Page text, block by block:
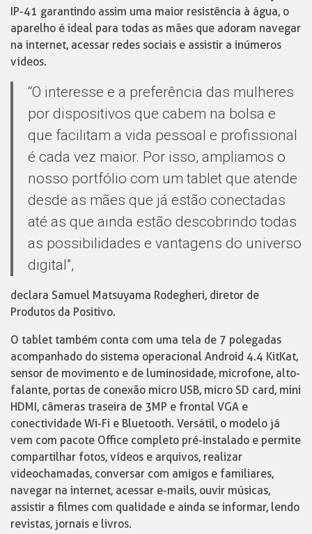
IP-41 garantindo assim uma maior resistência à água, o
aparelho é ideal para todas as mães que adoram navegar
na internet, acessar redes sociais e assistir a inúmeros
vídeos.
“O interesse e a preferência das mulheres
por dispositivos que cabem na bolsa e
que facilitam a vida pessoal e profissional
é cada vez maior. Por isso, ampliamos o
nosso portfólio com um tablet que atende
desde as mães que já estão conectadas
até as que ainda estão descobrindo todas
as possibilidades e vantagens do universo
digital”,
declara Samuel Matsuyama Rodegheri, diretor de
Produtos da Positivo.
O tablet também conta com uma tela de 7 polegadas
acompanhado do sistema operacional Android 4.4 KitKat,
sensor de movimento e de luminosidade, microfone, alto-
falante, portas de conexão micro USB, micro SD card, mini
HDMI, câmeras traseira de 3MP e frontal VGA e
conectividade Wi-Fi e Bluetooth. Versátil, o modelo já
vem com pacote Office completo pré-instalado e permite
compartilhar fotos, vídeos e arquivos, realizar
videochamadas, conversar com amigos e familiares,
navegar na internet, acessar e-mails, ouvir músicas,
assistir a filmes com qualidade e ainda se informar, lendo
revistas, jornais e livros.